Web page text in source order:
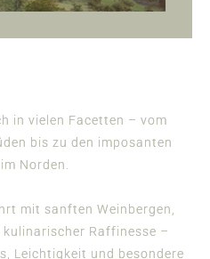
in vielen Facetten – vom
bis zu den imposanten
Norden.
mit sanften Weinbergen,
Raffinesse –
Leichtigkeit und besondere